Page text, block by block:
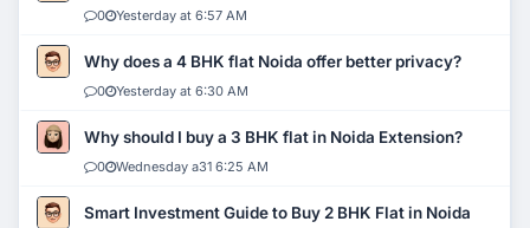
0 Yesterday at 6:57 AM
Why does a 4 BHK flat Noida offer better privacy?
0 Yesterday at 6:30 AM
Why should I buy a 3 BHK flat in Noida Extension?
0 Wednesday a31 6:25 AM
Smart Investment Guide to Buy 2 BHK Flat in Noida